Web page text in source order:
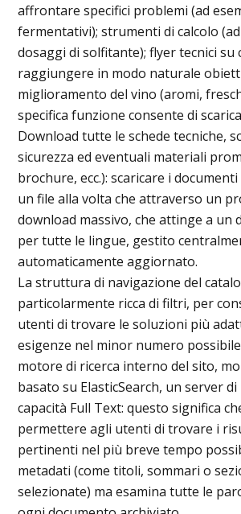
affrontare specifici problemi (ad
fermentativi); strumenti di calcolo
dosaggi di solfitante); flyer tecnici su
raggiungere in modo naturale
miglioramento del vino (aromi,
specifica funzione consente di
Download tutte le schede tecniche,
sicurezza ed eventuali materiali
brochure, ecc.): scaricare i
un file alla volta che attraverso un
download massivo, che attinge a un
per tutte le lingue, gestito
automaticamente aggiornato.
La struttura di navigazione del
particolarmente ricca di filtri, per
utenti di trovare le soluzioni più
esigenze nel minor numero possibile
motore di ricerca interno del sito,
basato su ElasticSearch, un server di
capacità Full Text: questo significa
permettere agli utenti di trovare i
pertinenti nel più breve tempo
metadati (come titoli, sommari o
selezionate) ma esamina tutte le